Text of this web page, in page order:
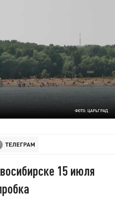
ФОТО: ЦАРЬГРАД
15 июля